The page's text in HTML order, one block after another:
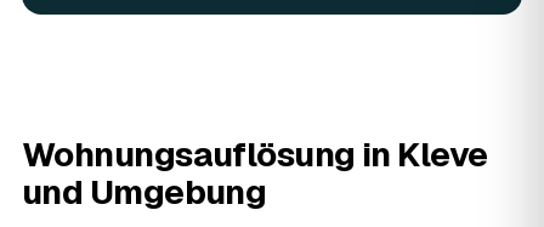
lassen sich Arbeits- und Fahrtkosten anteilig von der
Steuer absetzen, bei einer Auflösung im Erbfall unter
Umständen als Nachlassverbindlichkeit. Sie erhalten eine
Wohnungsauflösung in Kleve
und Umgebung